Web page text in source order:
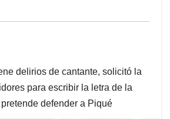
delirios de cantante, solicitó la
para escribir la letra de la
defender a Piqué